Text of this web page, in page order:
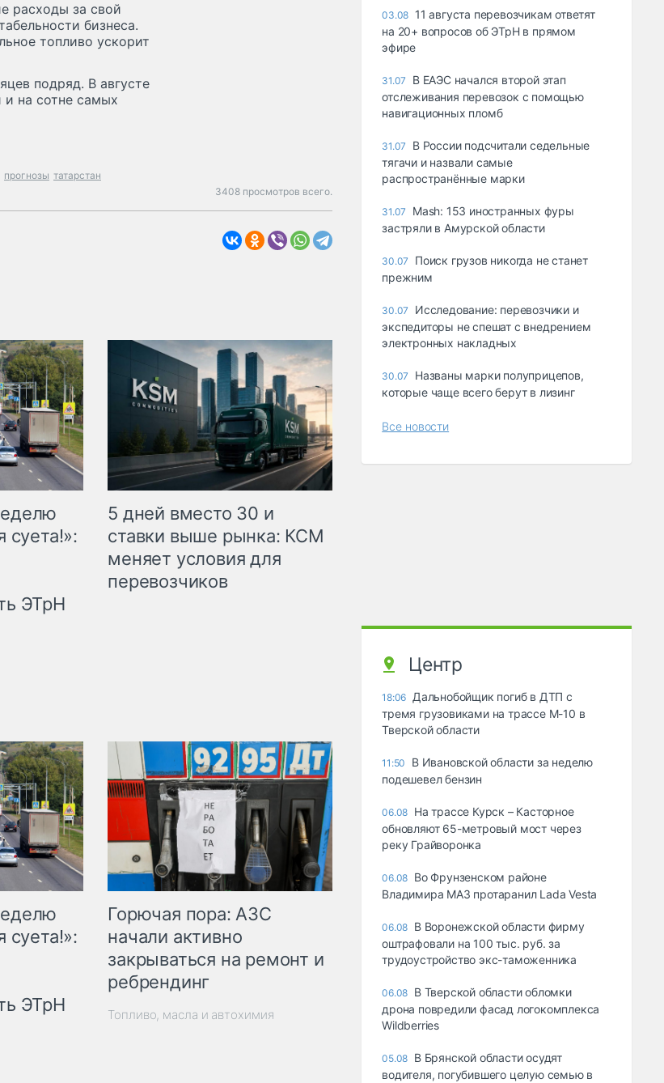
расходы за свой
бизнеса.
топливо ускорит
подряд. В августе
и на сотне самых
прогнозы татарстан
3408 просмотров всего.
суета!»:
ЭТрН
5 дней вместо 30 и
ставки выше рынка: КСМ
меняет условия для
перевозчиков
суета!»:
ЭТрН
Горючая пора: АЗС
начали активно
закрываться на ремонт и
ребрендинг
Топливо, масла и автохимия
03.08 11 августа перевозчикам ответят
на 20+ вопросов об ЭТрН в прямом
эфире
31.07
В ЕАЭС начался второй этап
отслеживания перевозок с помощью
навигационных пломб
31.07
В России подсчитали седельные
тягачи и назвали самые
распространённые марки
31.07
Mash: 153 иностранных фуры
застряли в Амурской области
30.07
Поиск грузов никогда не станет
прежним
30.07
Исследование: перевозчики и
экспедиторы не спешат с внедрением
электронных накладных
30.07
Названы марки полуприцепов,
которые чаще всего берут в лизинг
Все новости
Центр
18:06 Дальнобойщик погиб в ДТП с
тремя грузовиками на трассе М-10 в
Тверской области
11:50
В Ивановской области за неделю
подешевел бензин
06.08 На трассе Курск – Касторное
обновляют 65-метровый мост через
реку Грайворонка
06.08 Во Фрунзенском районе
Владимира МАЗ протаранил Lada Vesta
06.08 В Воронежской области фирму
оштрафовали на 100 тыс. руб. за
трудоустройство экс-таможенника
06.08 В Тверской области обломки
дрона повредили фасад логокомплекса
Wildberries
05.08 В Брянской области осудят
водителя, погубившего целую семью в